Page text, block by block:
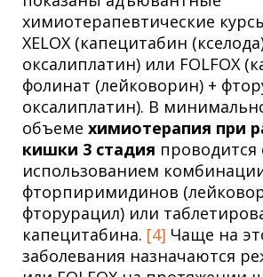
химиотерапевтические
XELOX (капецитабин
оксалиплатин) или FOLFOX
фолинат (лейковорин) +
оксалиплатин). В
объеме химиотерапия при
кишки 3 стадия проводится
использованием
фторпиримидинов
фторурацил) или
капецитабина. [4] Чаще на
заболевания назначаются